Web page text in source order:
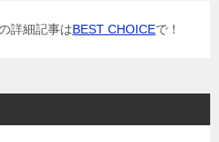
詳細記事はBEST CHOICEで！